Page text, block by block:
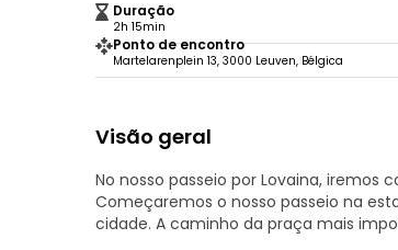
Duração
2h 15min
Ponto de encontro
Martelarenplein 13, 3000 Leuven, Bélgica
Visão geral
No nosso passeio por Lovaina,
Começaremos o nosso passeio na
cidade. A caminho da praça mais